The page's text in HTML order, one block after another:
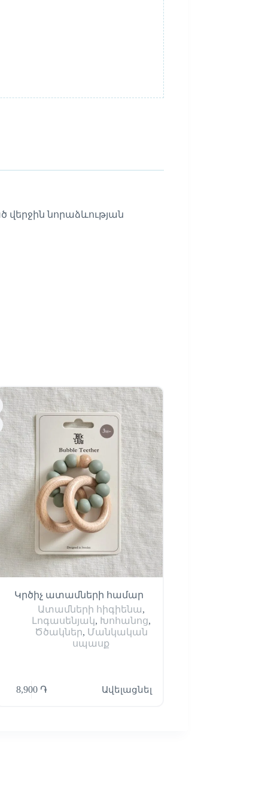
վերջին նորաձևության
Կրծիչ ատամների համար
Ատամների հիգիենա,
Լոգասենյակ, Խոհանոց,
Ծծակներ, Մանկական
սպասք
8,900 ֏ Ավելացնել